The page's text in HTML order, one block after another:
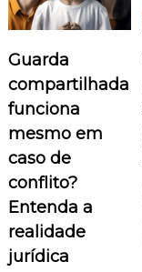
ã
o
d
e
P
o
Guarda
compartilhada
funciona
mesmo em
caso de
conflito?
Entenda a
realidade
jurídica